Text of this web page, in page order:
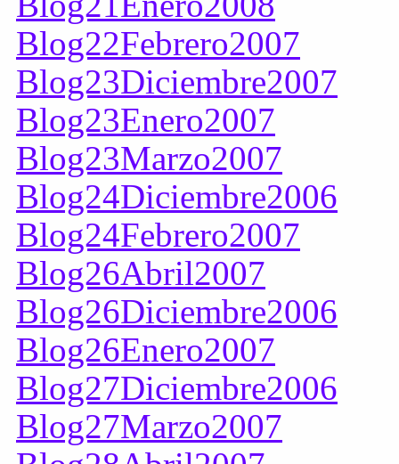
Blog22Febrero2007
Blog23Diciembre2007
Blog23Enero2007
Blog23Marzo2007
Blog24Diciembre2006
Blog24Febrero2007
Blog26Abril2007
Blog26Diciembre2006
Blog26Enero2007
Blog27Diciembre2006
Blog27Marzo2007